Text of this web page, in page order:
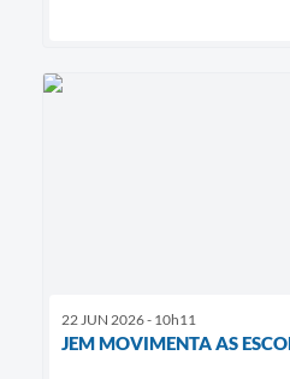
22 JUN 2026 - 10h11
JEM MOVIMENTA AS